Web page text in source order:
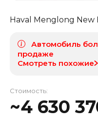
Haval Menglong New
Автомобиль
продаже
Смотреть похожие
Стоимость:
~4 630